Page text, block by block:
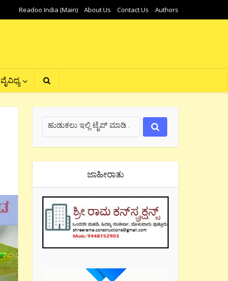
Readoo India (Main) About Us Contact Us Authors
ವೈವಿಧ್ಯ
ಜಾಹೀರಾತು